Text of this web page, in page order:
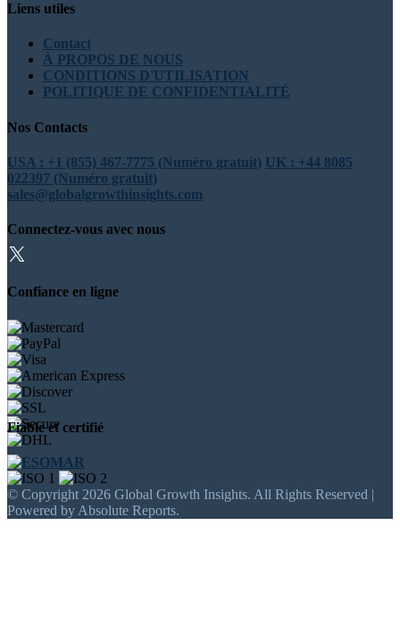
Liens utiles
Contact
À PROPOS DE NOUS
CONDITIONS D'UTILISATION
POLITIQUE DE CONFIDENTIALITÉ
Nos Contacts
USA : +1 (855) 467-7775 (Numéro gratuit) UK : +44 8085
022397 (Numéro gratuit)
sales@globalgrowthinsights.com
Connectez-vous avec nous
Confiance en ligne
Fiable et certifié
© Copyright 2026 Global Growth Insights. All Rights Reserved |
Powered by Absolute Reports.